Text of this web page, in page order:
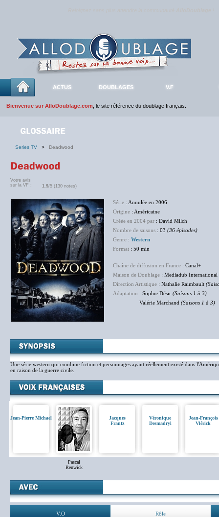
ACTUS DOUBLAGES V.F
Bienvenue sur AlloDoublage.com , le site référence du doublage français.
Series TV > Deadwood
Votre avis
sur la VF :
1.9/5 (130 notes)
Série : Annulée en 2006
Origine : Américaine
Créée en 2004 par : David Milch
Nombre de saisons : 03 (36 épisodes)
Genre : Western
Format : 50 min
Chaîne de diffusion en France : Canal+
Maison de Doublage : Mediadub International
Direction Artistique : Nathalie Raimbault
Adaptation : Sophie Désir (Saisons 1 à 3)
Valérie Marchand (Saisons 1 à 3)
Une série western qui combine fiction et personnages ayant réellement existé dans
en raison de la guerre civile.
Jean-Pierre Michael
Pascal
Renwick
Jacques
Frantz
Véronique
Desmadryl
Jean-François
Vlérick
V.O Rôle